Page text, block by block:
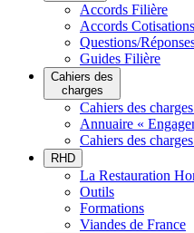
Accords Filière
Accords Cotisations
Questions/
Guides Filière
Cahiers des
charges
Cahiers des
Annuaire «
Cahiers des
RHD
La Restauration
Outils
Formations
Viandes de France